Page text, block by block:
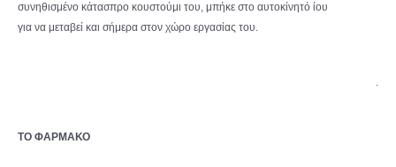
συνηθισμένο κάτασπρο κουστούμι του, μπήκε στο αυτοκίνητό ίου
για να μεταβεί και σήμερα στον χώρο εργασίας του.
.
ΤΟ ΦΑΡΜΑΚΟ